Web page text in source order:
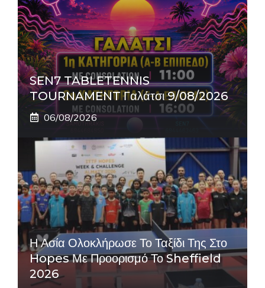
SEN7 TABLETENNIS
TOURNAMENT Γαλάτσι 9/08/2026
06/08/2026
Η Ασία Ολοκλήρωσε Το Ταξίδι Της Στο
Hopes Με Προορισμό Το Sheffield
2026